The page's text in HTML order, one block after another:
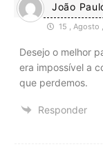
João
15 , Agosto
Desejo o melhor
era impossível a
que perdemos.
Responder